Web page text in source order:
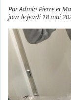
Par Admin Pierre et
jour le jeudi 18 mai